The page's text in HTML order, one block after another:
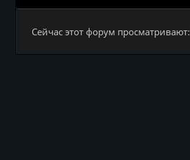
Сейчас этот форум просматривают: